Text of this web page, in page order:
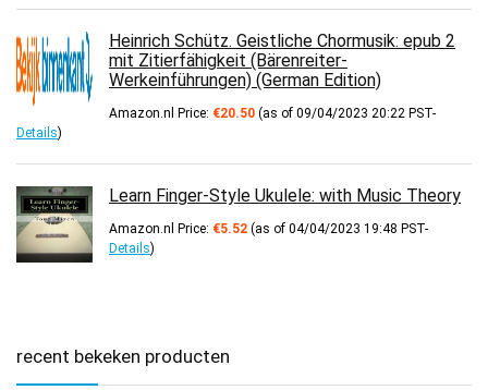
Heinrich Schütz. Geistliche Chormusik: epub 2
mit Zitierfähigkeit (Bärenreiter-
Werkeinführungen) (German Edition)
Amazon.nl Price: €20.50 (as of 09/04/2023 20:22 PST-
Details)
Learn Finger-Style Ukulele: with Music Theory
Amazon.nl Price: €5.52 (as of 04/04/2023 19:48 PST-
Details)
recent bekeken producten